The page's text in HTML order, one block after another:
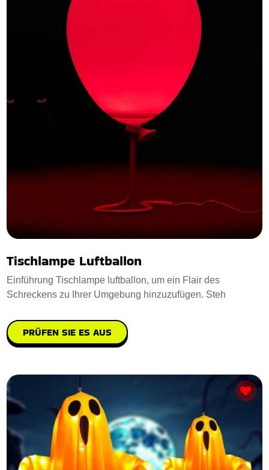
Tischlampe Luftballon
Einführung Tischlampe luftballon, um ein Flair des
Schreckens zu Ihrer Umgebung hinzuzufügen. Steh
PRÜFEN SIE ES AUS